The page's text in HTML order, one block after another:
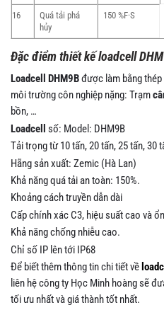
16
Quá tải phá
hủy
150 %F·S
Đặc điểm thiết kế loadcell
Loadcell DHM9Bđược làm bằng
môi trường côn nghiệp nặng: Trạm
bồn, …
Loadcell
số: Model: DHM9B
Tải trọng từ 10 tấn, 20 tấn, 25 tấn, 30
Hãng sản xuất: Zemic (Hà Lan)
Khả năng quá tải an toàn: 150%.
Khoảng cách truyền dẫn dài
Cấp chính xác C3, hiệu suất cao và
Khả năng chống nhiễu cao.
Chỉ số IP lên tới IP68
Để biết thêm thông tin chi tiết về
liên hệ công ty Học Minh hoàng sẽ
tối ưu nhất và giá thành tốt nhất.